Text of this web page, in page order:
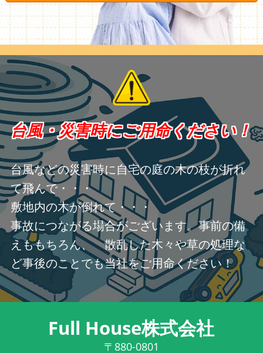
台風・災害時にご用命ください！
台風などの災害時に自宅の庭の木の枝が折れ
て飛んで・・・
敷地内の木が倒れて・・・
事故につながる場合がございます。事前の備
えももちろん、 散乱した木々や草の処理な
ど事後のことでも当社をご用命ください！
Full House株式会社
〒880-0801